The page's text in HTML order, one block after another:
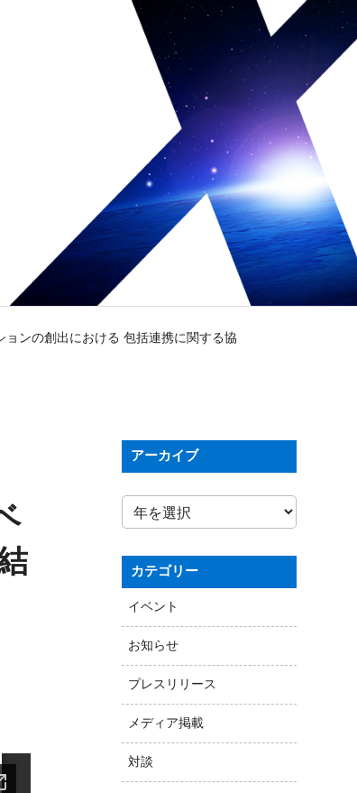
ョンの創出における 包括連携に関する協
アーカイブ
カテゴリー
イベント
お知らせ
プレスリリース
メディア掲載
対談